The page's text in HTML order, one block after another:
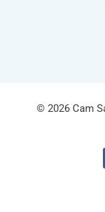
© 2026 Cam